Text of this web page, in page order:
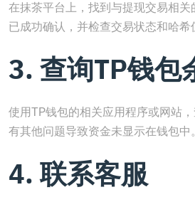
在抹茶平台上，找到与提现交易相
已成功确认，并检查交易状态和哈希
3. 查询TP钱包
使用TP钱包的相关应用程序或网站
有其他问题导致资金未显示在钱包中。
4. 联系客服